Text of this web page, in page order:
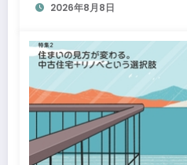
2026年8月8日